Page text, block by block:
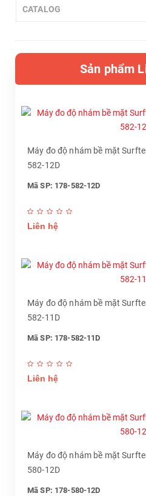
CATALOG
Sản phẩm
Máy đo độ nhám bề mặt
582-12D
Mã SP: 178-582-12D
Liên hệ
Máy đo độ nhám bề mặt
582-11D
Mã SP: 178-582-11D
Liên hệ
Máy đo độ nhám bề mặt
580-12D
Mã SP: 178-580-12D